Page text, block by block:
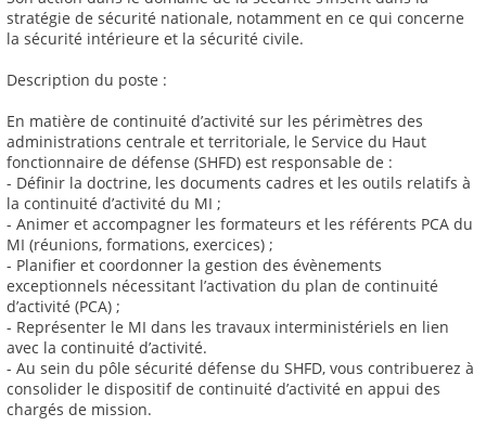
stratégie de sécurité nationale, notamment en ce qui concerne
la sécurité intérieure et la sécurité civile.
Description du poste :
En matière de continuité d’activité sur les périmètres des
administrations centrale et territoriale, le Service du Haut
fonctionnaire de défense (SHFD) est responsable de :
- Définir la doctrine, les documents cadres et les outils relatifs à
la continuité d’activité du MI ;
- Animer et accompagner les formateurs et les référents PCA du
MI (réunions, formations, exercices) ;
- Planifier et coordonner la gestion des évènements
exceptionnels nécessitant l’activation du plan de continuité
d’activité (PCA) ;
- Représenter le MI dans les travaux interministériels en lien
avec la continuité d’activité.
- Au sein du pôle sécurité défense du SHFD, vous contribuerez à
consolider le dispositif de continuité d’activité en appui des
chargés de mission.